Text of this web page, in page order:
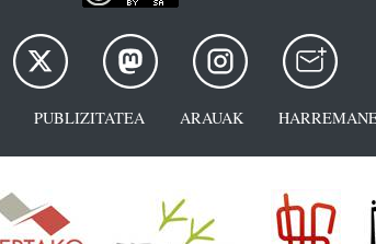
PUBLIZITATEA ARAUAK